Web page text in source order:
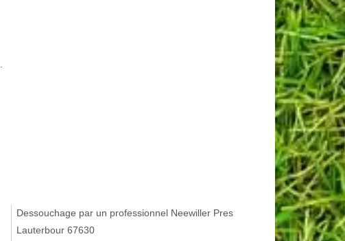
Dessouchage par un professionnel Neewiller Pres
Lauterbour 67630